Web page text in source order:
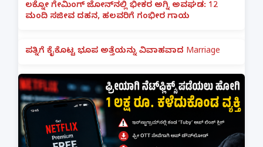
ಲಕ್ನೋ ಗೇಮಿಂಗ್ ಜೋನ್‌ನಲ್ಲಿ ಭೀಕರ ಅಗ್ನಿ ಅವಘಡ: 12
ಮಂದಿ ಸಜೀವ ದಹನ, ಹಲವರಿಗೆ ಗಂಭೀರ ಗಾಯ
ಪತ್ನಿಗೆ ಕೈಕೊಟ್ಟ ಭೂಪ ಅತ್ತೆಯನ್ನು ವಿವಾಹವಾದ Marriage